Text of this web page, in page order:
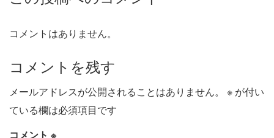
コメントはありません。
コメントを残す
メールアドレスが公開されることはありません。 ※ が付い
ている欄は必須項目です
コメント ※